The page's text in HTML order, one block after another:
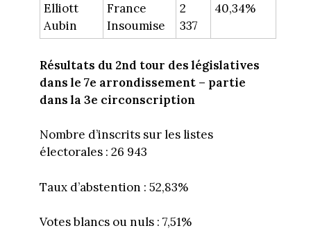
Elliott
Aubin
France
Insoumise
2
337
40,34%
Résultats du 2nd tour des législatives
dans le 7e arrondissement – partie
dans la 3e circonscription
Nombre d’inscrits sur les listes
électorales : 26 943
Taux d’abstention : 52,83%
Votes blancs ou nuls : 7,51%